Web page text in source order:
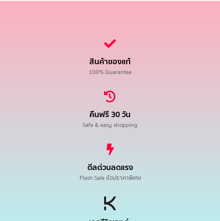
สินค้าของแท้
100% Guarantee
คืนฟรี 30 วัน
Safe & easy shopping
ดีลด่วนลดแรง
Flash Sale ช้อปราคาพิเศษ